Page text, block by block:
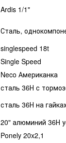
Ardis 1/1"
Сталь,
singlespeed 18t
Single Speed
Neco Американка
сталь 36Н с
сталь 36Н на
20" алюминий 36Н
Ponely 20x2,1